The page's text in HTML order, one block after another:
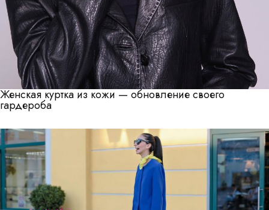
Женская куртка из кожи — обновление своего
гардероба